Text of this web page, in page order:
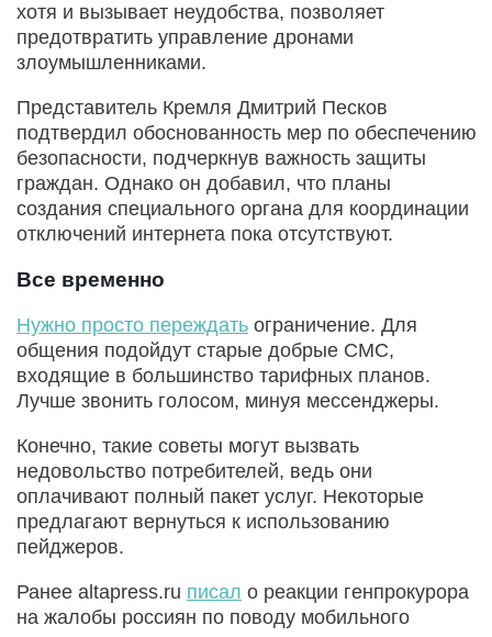
хотя и вызывает неудобства, позволяет
предотвратить управление дронами
злоумышленниками.
Представитель Кремля Дмитрий Песков
подтвердил обоснованность мер по обеспечению
безопасности, подчеркнув важность защиты
граждан. Однако он добавил, что планы
создания специального органа для координации
отключений интернета пока отсутствуют.
Все временно
Нужно просто переждать ограничение. Для
общения подойдут старые добрые СМС,
входящие в большинство тарифных планов.
Лучше звонить голосом, минуя мессенджеры.
Конечно, такие советы могут вызвать
недовольство потребителей, ведь они
оплачивают полный пакет услуг. Некоторые
предлагают вернуться к использованию
пейджеров.
Ранее altapress.ru писал о реакции генпрокурора
на жалобы россиян по поводу мобильного